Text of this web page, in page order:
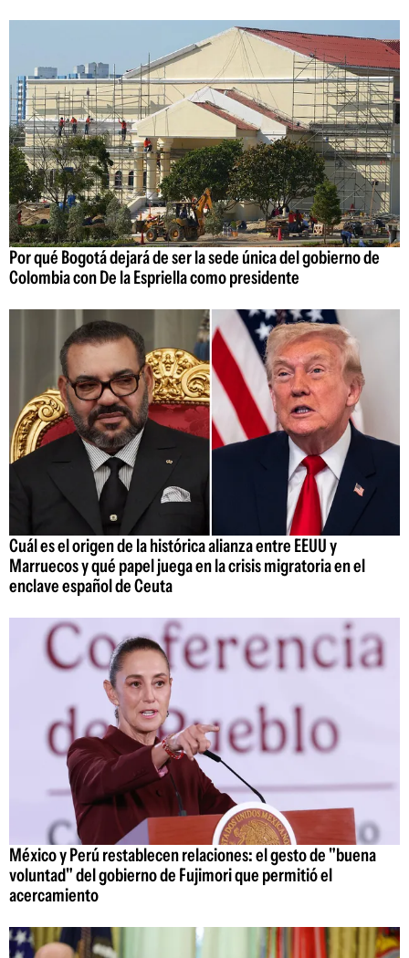
Por qué Bogotá dejará de ser la sede única del gobierno de
Colombia con De la Espriella como presidente
Cuál es el origen de la histórica alianza entre EEUU y
Marruecos y qué papel juega en la crisis migratoria en el
enclave español de Ceuta
México y Perú restablecen relaciones: el gesto de "buena
voluntad" del gobierno de Fujimori que permitió el
acercamiento